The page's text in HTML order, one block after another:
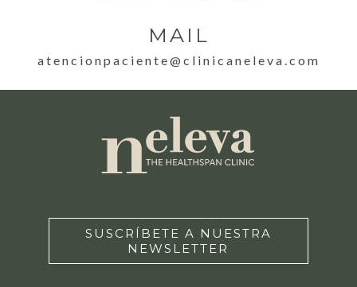
MAIL
atencionpaciente@clinicaneleva.com
SUSCRÍBETE A NUESTRA
NEWSLETTER